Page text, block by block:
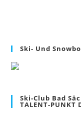
Ski- Und
Ski-Club Bad
TALENT-PUNKT